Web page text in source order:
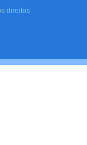
direitos